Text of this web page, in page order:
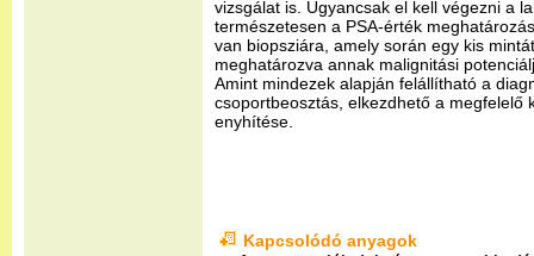
vizsgálat is. Ugyancsak el kell végezni a
természetesen a PSA-érték
van biopsziára, amely során egy kis
meghatározva annak malignitási
Amint mindezek alapján felállítható a
csoportbeosztás, elkezdhető a megfelelő
enyhítése.
Kapcsolódó anyagok